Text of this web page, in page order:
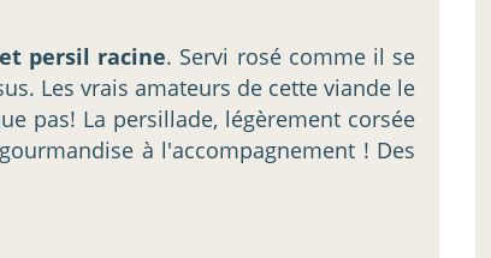
persil racine. Servi rosé comme il se
Les vrais amateurs de cette viande le
pas! La persillade, légèrement corsée
à l'accompagnement ! Des